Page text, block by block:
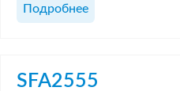
Подробнее
SFA2555